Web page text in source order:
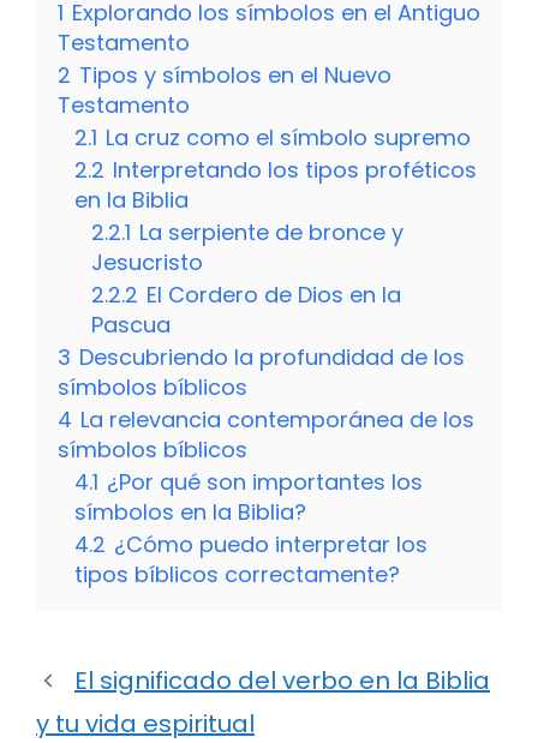
1 Explorando los símbolos en el Antiguo
Testamento
2 Tipos y símbolos en el Nuevo
Testamento
2.1 La cruz como el símbolo supremo
2.2 Interpretando los tipos proféticos
en la Biblia
2.2.1 La serpiente de bronce y
Jesucristo
2.2.2 El Cordero de Dios en la
Pascua
3 Descubriendo la profundidad de los
símbolos bíblicos
4 La relevancia contemporánea de los
símbolos bíblicos
4.1 ¿Por qué son importantes los
símbolos en la Biblia?
4.2 ¿Cómo puedo interpretar los
tipos bíblicos correctamente?
El significado del verbo en la Biblia
y tu vida espiritual